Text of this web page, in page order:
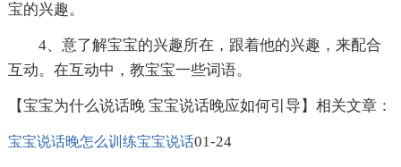
宝的兴趣。
4、意了解宝宝的兴趣所在，跟着他的兴趣，来配合
互动。在互动中，教宝宝一些词语。
【宝宝为什么说话晚 宝宝说话晚应如何引导】相关文章：
宝宝说话晚怎么训练宝宝说话01-24